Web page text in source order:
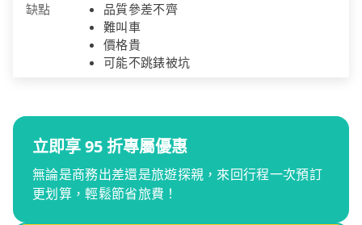
缺點
品質參差不齊
難叫車
價格貴
可能不跳錶被坑
立即享 95 折專屬優惠
無論是商務出差還是旅遊探親，來回行程一次預訂
更划算，輕鬆節省旅費！